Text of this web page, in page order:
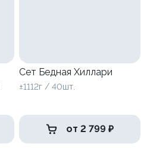
Сет Бедная Хиллари
±1112г / 40шт.
от 2 799 ₽